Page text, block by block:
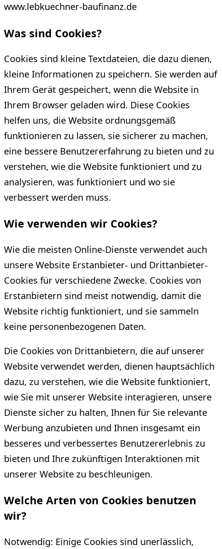
www.lebkuechner-baufinanz.de
Was sind Cookies?
Cookies sind kleine Textdateien, die dazu dienen,
kleine Informationen zu speichern. Sie werden auf
Ihrem Gerät gespeichert, wenn die Website in
Ihrem Browser geladen wird. Diese Cookies
helfen uns, die Website ordnungsgemäß
funktionieren zu lassen, sie sicherer zu machen,
eine bessere Benutzererfahrung zu bieten und zu
verstehen, wie die Website funktioniert und zu
analysieren, was funktioniert und wo sie
verbessert werden muss.
Wie verwenden wir Cookies?
Wie die meisten Online-Dienste verwendet auch
unsere Website Erstanbieter- und Drittanbieter-
Cookies für verschiedene Zwecke. Cookies von
Erstanbietern sind meist notwendig, damit die
Website richtig funktioniert, und sie sammeln
keine personenbezogenen Daten.
Die Cookies von Drittanbietern, die auf unserer
Website verwendet werden, dienen hauptsächlich
dazu, zu verstehen, wie die Website funktioniert,
wie Sie mit unserer Website interagieren, unsere
Dienste sicher zu halten, Ihnen für Sie relevante
Werbung anzubieten und Ihnen insgesamt ein
besseres und verbessertes Benutzererlebnis zu
bieten und Ihre zukünftigen Interaktionen mit
unserer Website zu beschleunigen.
Welche Arten von Cookies benutzen
wir?
Notwendig: Einige Cookies sind unerlässlich,